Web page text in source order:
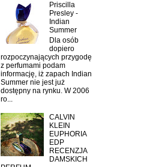
Priscilla
Presley -
Indian
Summer
Dla osób
dopiero
rozpoczynających przygodę
z perfumami podam
informację, iż zapach Indian
Summer nie jest już
dostępny na rynku. W 2006
ro...
CALVIN
KLEIN
EUPHORIA
EDP
RECENZJA
DAMSKICH